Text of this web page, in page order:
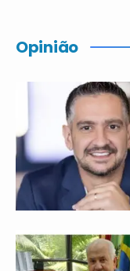
Opinião